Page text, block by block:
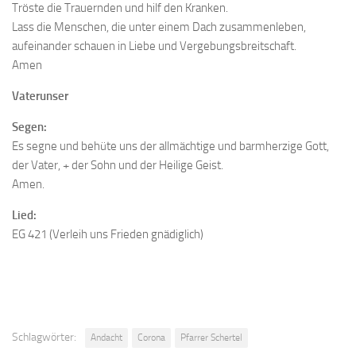
Tröste die Trauernden und hilf den Kranken.
Lass die Menschen, die unter einem Dach zusammenleben,
aufeinander schauen in Liebe und Vergebungsbreitschaft.
Amen
Vaterunser
Segen:
Es segne und behüte uns der allmächtige und barmherzige Gott,
der Vater, + der Sohn und der Heilige Geist.
Amen.
Lied:
EG 421 (Verleih uns Frieden gnädiglich)
Schlagwörter: Andacht Corona Pfarrer Schertel